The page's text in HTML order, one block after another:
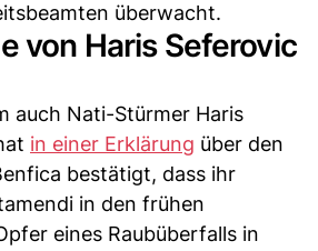
überwacht.
von Haris Seferovic
auch Nati-Stürmer Haris
in einer Erklärung über den
bestätigt, dass ihr
in den frühen
eines Raubüberfalls in